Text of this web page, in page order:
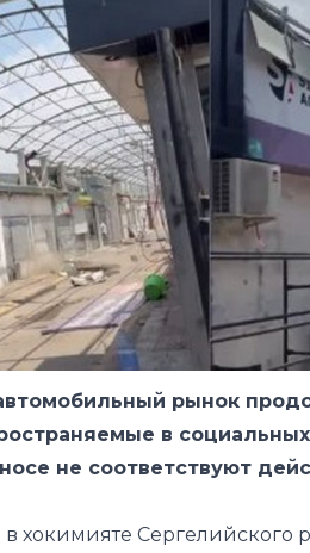
рынок
в
не соответствуют
в хокимияте Сергелийского